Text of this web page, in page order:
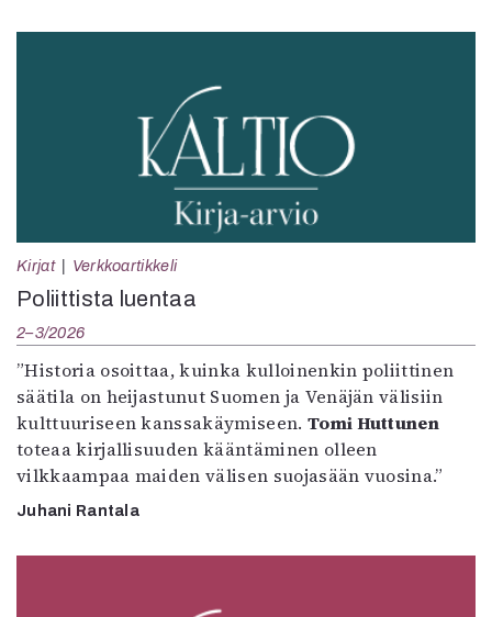
Kirjat Verkkoartikkeli
Poliittista luentaa
2–3/2026
”Historia osoittaa, kuinka kulloinenkin poliittinen
säätila on heijastunut Suomen ja Venäjän välisiin
kulttuuriseen kanssakäymiseen. Tomi Huttunen
toteaa kirjallisuuden kääntäminen olleen
vilkkaampaa maiden välisen suojasään vuosina.”
Juhani Rantala